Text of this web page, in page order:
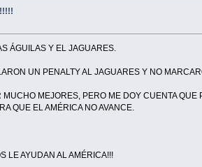
ÁGUILAS Y EL JAGUARES.
UN PENALTY AL JAGUARES Y NO
MEJORES, PERO ME DOY CUENTA
QUE EL AMÉRICA NO AVANCE.
LE AYUDAN AL AMÉRICA!!!